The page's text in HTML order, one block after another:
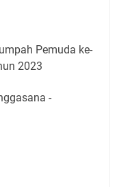
Pemuda ke-
2023
-